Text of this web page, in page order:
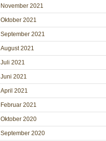
November 2021
Oktober 2021
September 2021
August 2021
Juli 2021
Juni 2021
April 2021
Februar 2021
Oktober 2020
September 2020